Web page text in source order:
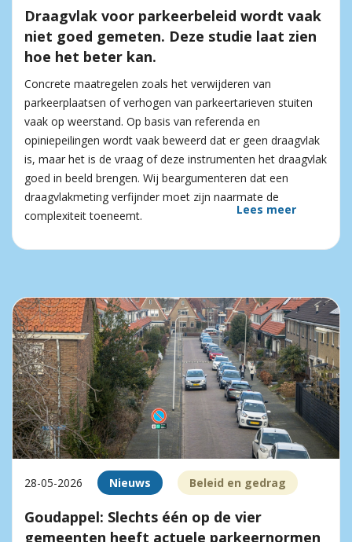
Draagvlak voor parkeerbeleid wordt vaak
niet goed gemeten. Deze studie laat zien
hoe het beter kan.
Concrete maatregelen zoals het verwijderen van
parkeerplaatsen of verhogen van parkeertarieven stuiten
vaak op weerstand. Op basis van referenda en
opiniepeilingen wordt vaak beweerd dat er geen draagvlak
is, maar het is de vraag of deze instrumenten het draagvlak
goed in beeld brengen. Wij beargumenteren dat een
draagvlakmeting verfijnder moet zijn naarmate de
complexiteit toeneemt.
Lees meer
28-05-2026 Nieuws Beleid en gedrag
Goudappel: Slechts één op de vier
gemeenten heeft actuele parkeernormen